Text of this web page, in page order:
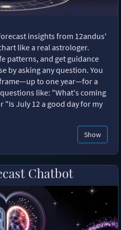
insights from 12andus'
like a real astrologer.
patterns, and get guidance
by asking any question. You
to one year—for a
like: "What's coming
"Is July 12 a good day for my
Show
Chatbot